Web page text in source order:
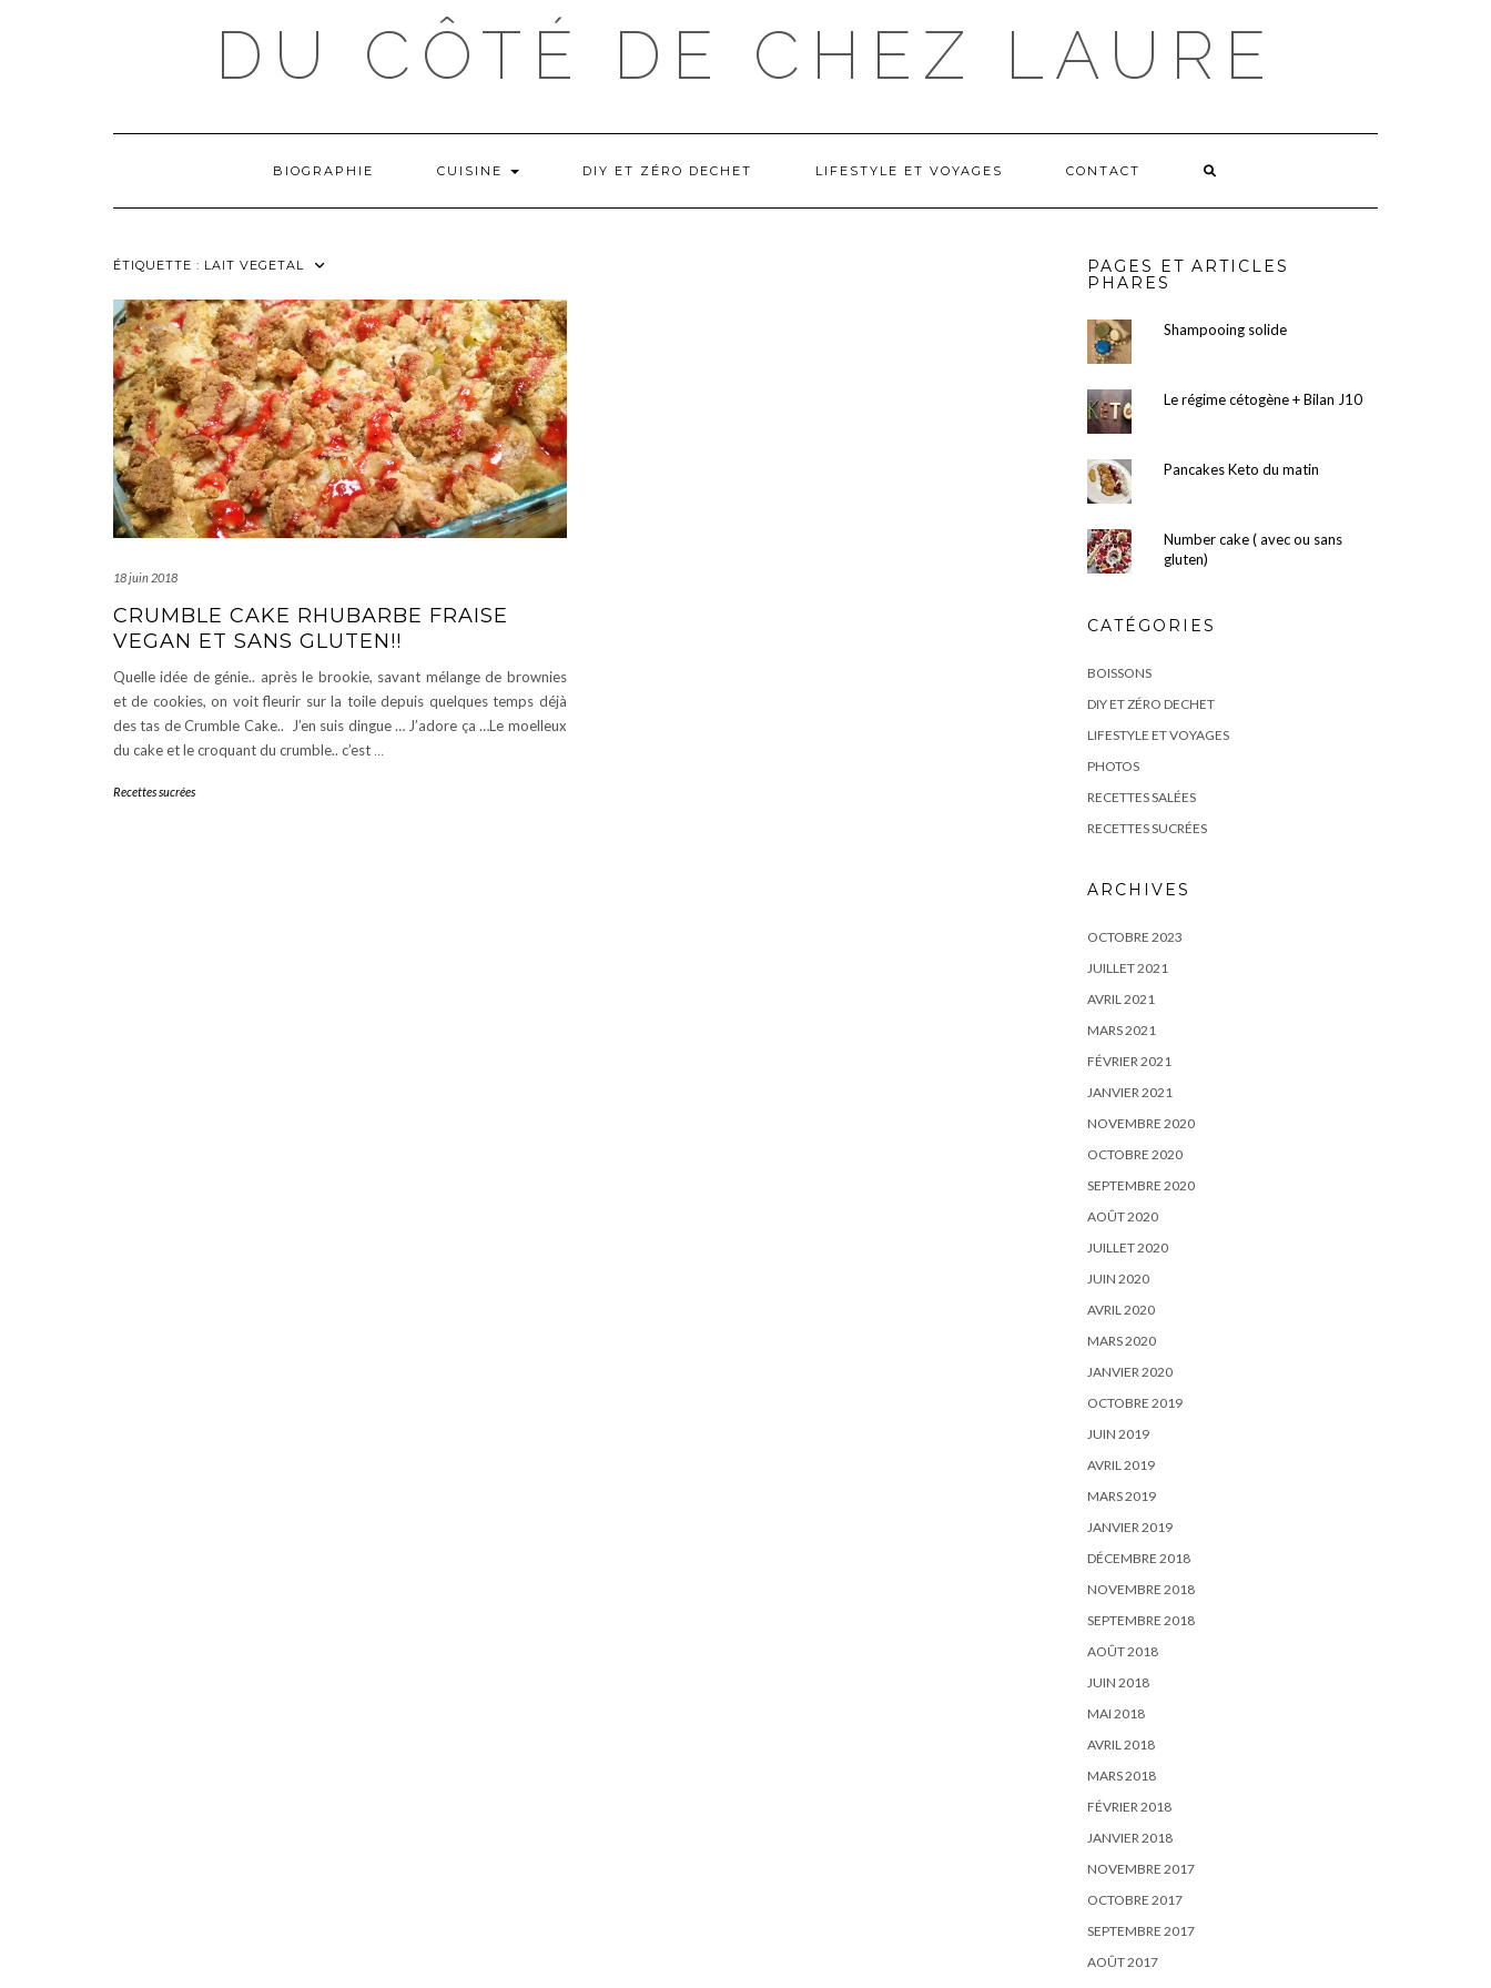
DU CÔTÉ DE CHEZ LAURE
BIOGRAPHIE CUISINE DIY ET ZÉRO DECHET LIFESTYLE ET VOYAGES CONTACT
ÉTIQUETTE : LAIT VEGETAL
18 juin 2018
CRUMBLE CAKE RHUBARBE FRAISE
VEGAN ET SANS GLUTEN!!
Quelle idée de génie.. après le brookie, savant mélange de brownies
et de cookies, on voit fleurir sur la toile depuis quelques temps déjà
des tas de Crumble Cake.. J’en suis dingue … J’adore ça …Le moelleux
du cake et le croquant du crumble.. c’est …
Recettes sucrées
PAGES ET ARTICLES
PHARES
Shampooing solide
Le régime cétogène + Bilan J10
Pancakes Keto du matin
Number cake ( avec ou sans
gluten)
CATÉGORIES
BOISSONS
DIY ET ZÉRO DECHET
LIFESTYLE ET VOYAGES
PHOTOS
RECETTES SALÉES
RECETTES SUCRÉES
ARCHIVES
OCTOBRE 2023
JUILLET 2021
AVRIL 2021
MARS 2021
FÉVRIER 2021
JANVIER 2021
NOVEMBRE 2020
OCTOBRE 2020
SEPTEMBRE 2020
AOÛT 2020
JUILLET 2020
JUIN 2020
AVRIL 2020
MARS 2020
JANVIER 2020
OCTOBRE 2019
JUIN 2019
AVRIL 2019
MARS 2019
JANVIER 2019
DÉCEMBRE 2018
NOVEMBRE 2018
SEPTEMBRE 2018
AOÛT 2018
JUIN 2018
MAI 2018
AVRIL 2018
MARS 2018
FÉVRIER 2018
JANVIER 2018
NOVEMBRE 2017
OCTOBRE 2017
SEPTEMBRE 2017
AOÛT 2017